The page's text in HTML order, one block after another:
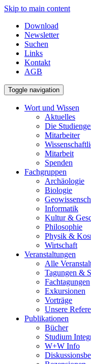
Skip to main content
Download
Newsletter
Suchen
Links
Kontakt
AGB
Toggle navigation
Wort und Wissen
Aktuelles
Die
Mitarbeiter
Mitarbeit
Spenden
Fachgruppen
Archäologie
Biologie
Informatik
Kultur &
Philosophie
Physik &
Wirtschaft
Veranstaltungen
Alle
Tagungen &
Fachtagungen
Exkursionen
Vorträge
Unsere
Publikationen
Bücher
Studium
W+W Info